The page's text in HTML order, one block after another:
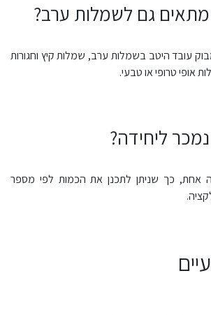
גם לשמלות ערב?
עובד היטב בשמלות ערב, שמלות קיץ וחגורות
אופי טרופי או טבעי.
ליחידה?
אחת, כך שניתן לתכנן את הכמות לפי מספר